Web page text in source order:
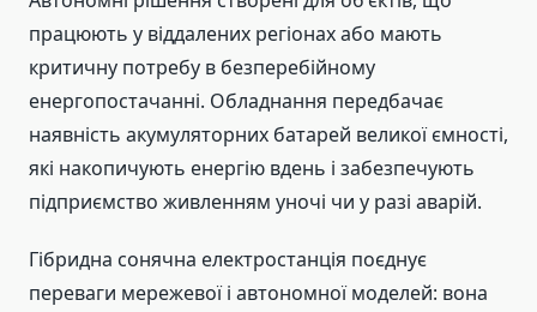
працюють у віддалених регіонах або мають
критичну потребу в безперебійному
енергопостачанні. Обладнання передбачає
наявність акумуляторних батарей великої ємності,
які накопичують енергію вдень і забезпечують
підприємство живленням уночі чи у разі аварій.
Гібридна сонячна електростанція поєднує
переваги мережевої і автономної моделей: вона